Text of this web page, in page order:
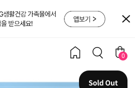
0
용 방향제 라이
4ml 2입 플로라